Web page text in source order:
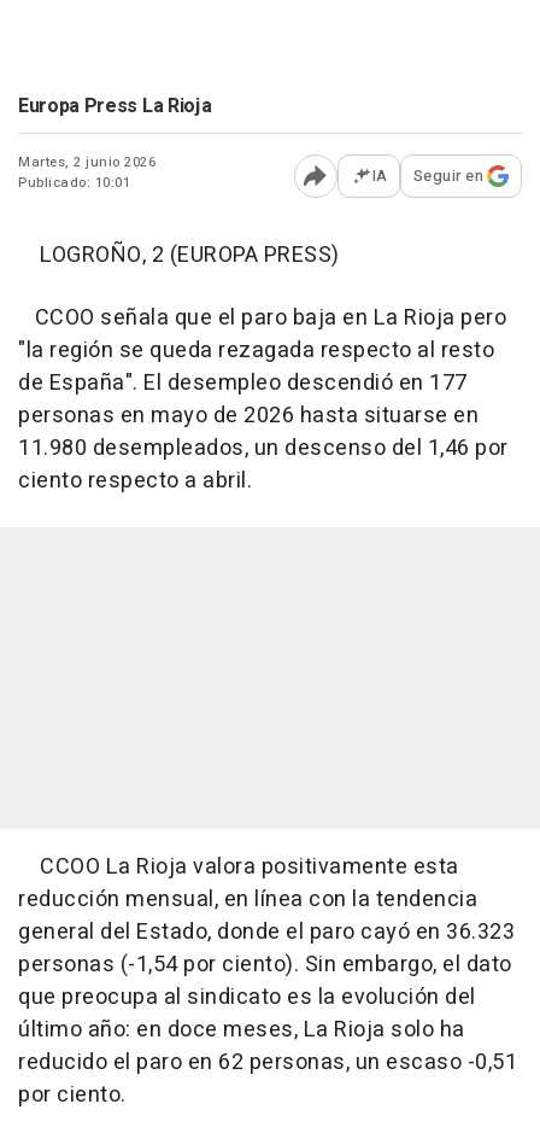
Europa Press La Rioja
Martes, 2 junio 2026
Publicado: 10:01
Abrir opciones para
IA Seguir en
LOGROÑO, 2 (EUROPA PRESS)
CCOO señala que el paro baja en La Rioja pero
"la región se queda rezagada respecto al resto
de España". El desempleo descendió en 177
personas en mayo de 2026 hasta situarse en
11.980 desempleados, un descenso del 1,46 por
ciento respecto a abril.
CCOO La Rioja valora positivamente esta
reducción mensual, en línea con la tendencia
general del Estado, donde el paro cayó en 36.323
personas (-1,54 por ciento). Sin embargo, el dato
que preocupa al sindicato es la evolución del
último año: en doce meses, La Rioja solo ha
reducido el paro en 62 personas, un escaso -0,51
por ciento.